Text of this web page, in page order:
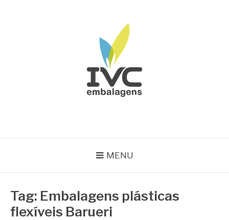
MENU
Tag: Embalagens plásticas
flexíveis Barueri